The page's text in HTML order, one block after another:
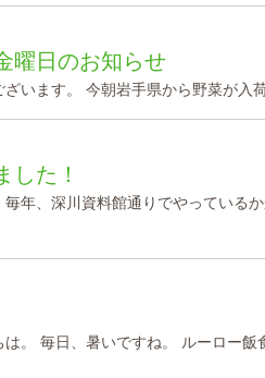
曜日のお知らせ
います。 今朝岩手県から野菜が入
した！
毎年、深川資料館通りでやっている
は。 毎日、暑いですね。 ルーロー